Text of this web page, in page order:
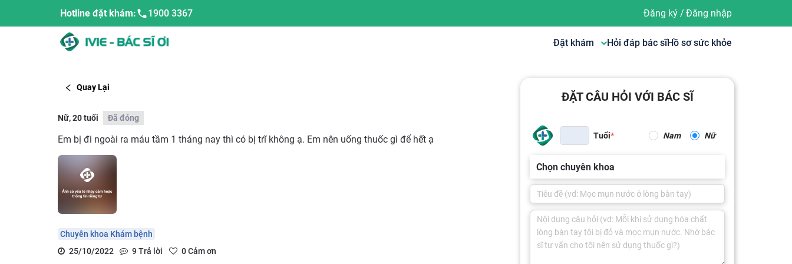
Hotline đặt khám: 1900 3367 Đăng ký/ Đăng nhập
Đặt khám Hỏi đáp bác sĩHồ sơ sức khỏe
Quay Lại
Nữ, 20 tuổi Đã đóng
Em bị đi ngoài ra máu tầm 1 tháng nay thì có bị trĩ không ạ. Em nên uống thuốc gì để hết ạ
Chuyên khoa Khám bệnh
25/10/2022
9Trả lời 0Cảm ơn
ĐẶT CÂU HỎI VỚI BÁC SĨ
Tuổi Nam Nữ
Chọn chuyên khoa